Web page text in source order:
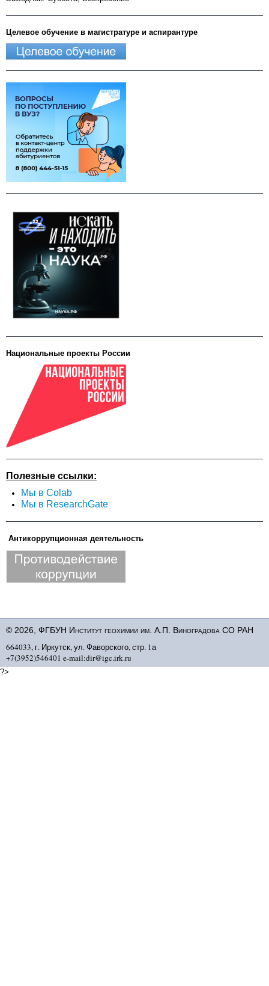
Целевое обучение в магистратуре и аспирантуре
Национальные проекты России
Полезные ссылки:
Мы в Colab
Мы в ResearchGate
Антикоррупционная деятельность
© 2026, ФГБУН Институт геохимии им. А.П. Виноградова СО РАН
664033, г. Иркутск, ул. Фаворского, стр. 1а
+7(3952)546401 e-mail:dir@igc.irk.ru
?>